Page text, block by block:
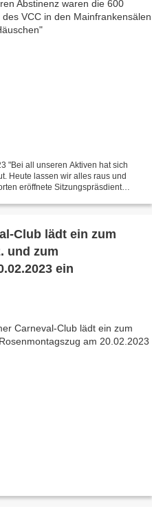
"Bei all unseren Aktiven hat sich
Heute lassen wir alles raus und
eröffnete Sitzungspräsdient
Club lädt ein zum
und zum
ein